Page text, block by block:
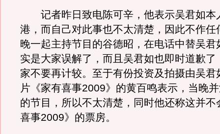
记者昨日致电陈可辛，他表示吴君如本
港，而自己对此事也不太清楚，因此不作任
晚一起主持节目的谷德昭，在电话中替吴君
实是大家误解了，而且吴君如也即时道歉了
家不要再计较。至于有份投资及拍摄由吴君
片《家有喜事2009》的黄百鸣表示，当晚
的节目，所以不太清楚，同时他还称这并不
喜事2009》的票房。